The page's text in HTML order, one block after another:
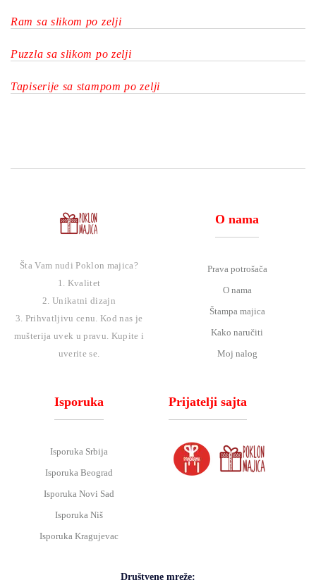
Ram sa slikom po zelji
Puzzla sa slikom po zelji
Tapiserije sa stampom po zelji
Šta Vam nudi Poklon majica?
1. Kvalitet
2. Unikatni dizajn
3. Prihvatljivu cenu. Kod nas je
mušterija uvek u pravu. Kupite i
uverite se.
O nama
Prava potrošača
O nama
Štampa majica
Kako naručiti
Moj nalog
Isporuka
Isporuka Srbija
Isporuka Beograd
Isporuka Novi Sad
Isporuka Niš
Isporuka Kragujevac
Prijatelji sajta
Društvene mreže: